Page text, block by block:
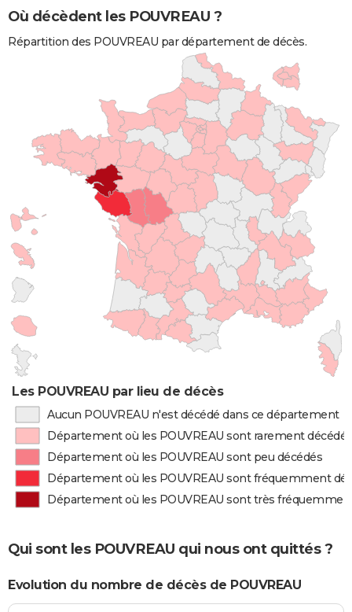
Où décèdent les POUVREAU ?
Répartition des POUVREAU par département de décès.
Les POUVREAU par lieu de décès
Aucun POUVREAU n'est décédé dans ce département
Département où les POUVREAU sont rarement décédés
Département où les POUVREAU sont peu décédés
Département où les POUVREAU sont fréquemment
Département où les POUVREAU sont très
Qui sont les POUVREAU qui nous ont quittés ?
Evolution du nombre de décès de POUVREAU